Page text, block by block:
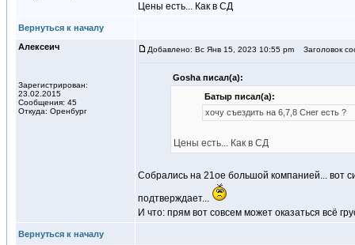
Цены есть... Как в СД
Вернуться к началу
Алексеич
Зарегистрирован:
23.02.2015
Сообщения: 45
Откуда: Оренбург
Добавлено: Вс Янв 15, 2023 10:55 pm Заголовок
Gosha писал(а):
Батыр писал(а):
хочу съездить на 6,7,8 Снег есть ?
Цены есть... Как в СД
Собрались на 21ое большой компанией... вот
подтверждает...
И что: прям вот совсем может оказаться всё
Вернуться к началу